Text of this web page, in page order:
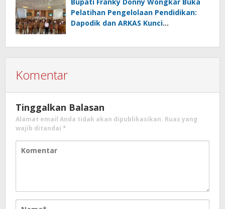
Pelatihan Pengelolaan Pendidikan:
Dapodik dan ARKAS Kunci
Komentar
Tinggalkan Balasan
Alamat email Anda tidak akan dipublikasikan. Ruas yang
wajib ditandai *